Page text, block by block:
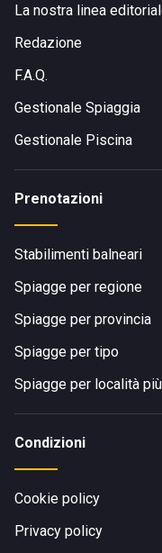
La nostra linea
Redazione
F.A.Q.
Gestionale Spiaggia
Gestionale Piscina
Prenotazioni
Stabilimenti balneari
Spiagge per regione
Spiagge per provincia
Spiagge per tipo
Spiagge per località
Condizioni
Cookie policy
Privacy policy